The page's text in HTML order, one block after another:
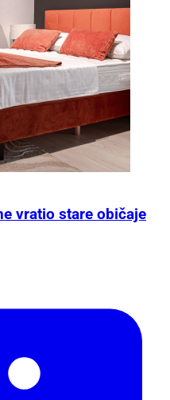
vratio stare običaje